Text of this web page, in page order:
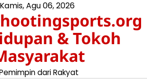
Kamis, Agu 06, 2026
& Tokoh
dari Rakyat